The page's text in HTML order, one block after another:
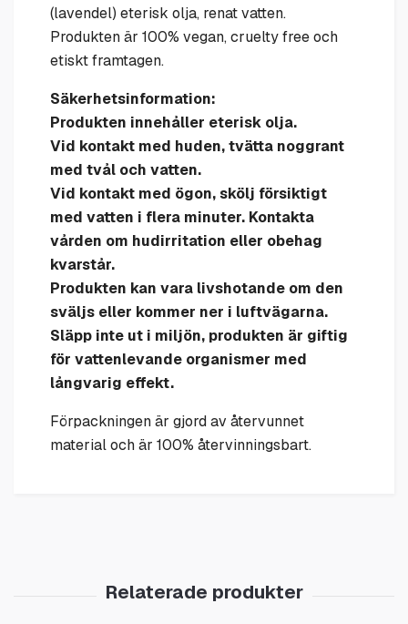
(lavendel) eterisk olja, renat vatten.
Produkten är 100% vegan, cruelty free och
etiskt framtagen.
Säkerhetsinformation:
Produkten innehåller eterisk olja.
Vid kontakt med huden, tvätta noggrant
med tvål och vatten.
Vid kontakt med ögon, skölj försiktigt
med vatten i flera minuter. Kontakta
vården om hudirritation eller obehag
kvarstår.
Produkten kan vara livshotande om den
sväljs eller kommer ner i luftvägarna.
Släpp inte ut i miljön, produkten är giftig
för vattenlevande organismer med
långvarig effekt.
Förpackningen är gjord av återvunnet
material och är 100% återvinningsbart.